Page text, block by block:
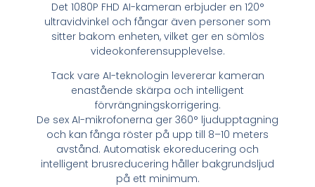
Det 1080P FHD AI-kameran erbjuder en 120°
ultravidvinkel och fångar även personer som
sitter bakom enheten, vilket ger en sömlös
videokonferensupplevelse.
Tack vare AI-teknologin levererar kameran
enastående skärpa och intelligent
förvrängningskorrigering.
De sex AI-mikrofonerna ger 360° ljudupptagning
och kan fånga röster på upp till 8–10 meters
avstånd. Automatisk ekoreducering och
intelligent brusreducering håller bakgrundsljud
på ett minimum.